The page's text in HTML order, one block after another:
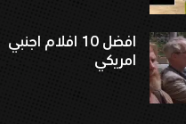
افضل 10 افلام اجنبي
امريكي